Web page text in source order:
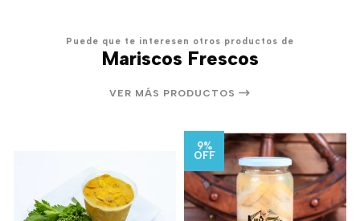
Puede que te interesen otros productos de
Mariscos Frescos
VER MÁS PRODUCTOS
9%
OFF